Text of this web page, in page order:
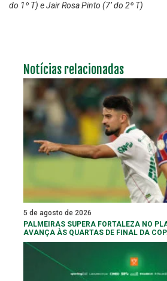
do 1º T) e Jair Rosa Pinto (7’ do 2º T)
Notícias relacionadas
5 de agosto de 2026
PALMEIRAS SUPERA FORTALEZA NO
AVANÇA ÀS QUARTAS DE FINAL DA